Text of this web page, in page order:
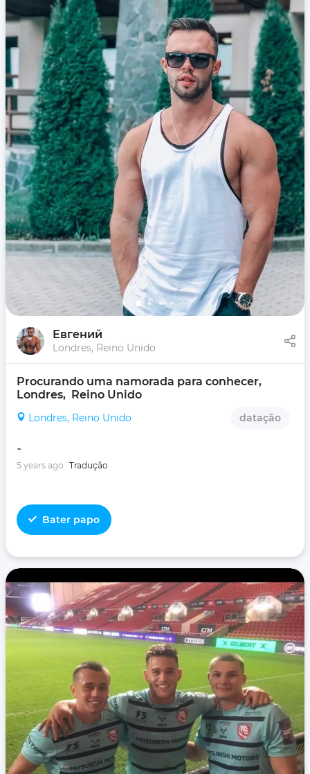
Евгений
Londres, Reino Unido
Procurando uma namorada para conhecer,
Londres,  Reino Unido
Londres, Reino Unido datação
-
5 years ago Tradução
Bater papo